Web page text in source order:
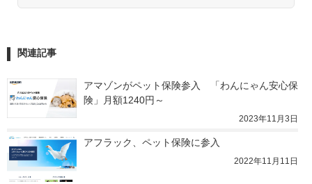
関連記事
アマゾンがペット保険参入　「わんにゃん安心保
険」月額1240円～
2023年11月3日
アフラック、ペット保険に参入
2022年11月11日